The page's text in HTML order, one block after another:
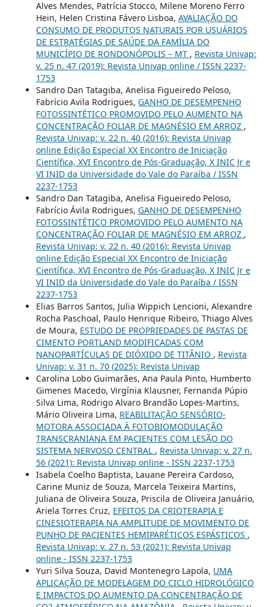
Alves Mendes, Patrícia Stocco, Milene Moreno Ferro
Hein, Helen Cristina Fávero Lisboa, AVALIAÇÃO DO
CONSUMO DE PRODUTOS NATURAIS POR USUÁRIOS
DE ESTRATÉGIAS DE SAÚDE DA FAMÍLIA DO
MUNICÍPIO DE RONDONÓPOLIS – MT , Revista Univap:
v. 25 n. 47 (2019): Revista Univap online / ISSN 2237-
1753
Sandro Dan Tatagiba, Anelisa Figueiredo Peloso,
Fabrício Avila Rodrigues, GANHO DE DESEMPENHO
FOTOSSINTÉTICO PROMOVIDO PELO AUMENTO NA
CONCENTRAÇÃO FOLIAR DE MAGNÉSIO EM ARROZ ,
Revista Univap: v. 22 n. 40 (2016): Revista Univap
online Edição Especial XX Encontro de Iniciação
Científica, XVI Encontro de Pós-Graduação, X INIC Jr e
VI INID da Universidade do Vale do Paraíba / ISSN
2237-1753
Sandro Dan Tatagiba, Anelisa Figueiredo Peloso,
Fabrício Ávila Rodrigues, GANHO DE DESEMPENHO
FOTOSSINTÉTICO PROMOVIDO PELO AUMENTO NA
CONCENTRAÇÃO FOLIAR DE MAGNÉSIO EM ARROZ ,
Revista Univap: v. 22 n. 40 (2016): Revista Univap
online Edição Especial XX Encontro de Iniciação
Científica, XVI Encontro de Pós-Graduação, X INIC Jr e
VI INID da Universidade do Vale do Paraíba / ISSN
2237-1753
Elias Barros Santos, Julia Wippich Lencioni, Alexandre
Rocha Paschoal, Paulo Henrique Ribeiro, Thiago Alves
de Moura, ESTUDO DE PROPRIEDADES DE PASTAS DE
CIMENTO PORTLAND MODIFICADAS COM
NANOPARTÍCULAS DE DIÓXIDO DE TITÂNIO , Revista
Univap: v. 31 n. 70 (2025): Revista Univap
Carolina Lobo Guimarães, Ana Paula Pinto, Humberto
Gimenes Macedo, Virgínia Klausner, Fernanda Púpio
Silva Lima, Rodrigo Alvaro Brandão Lopes-Martins,
Mário Oliveira Lima, REABILITAÇÃO SENSÓRIO-
MOTORA ASSOCIADA À FOTOBIOMODULAÇÃO
TRANSCRANIANA EM PACIENTES COM LESÃO DO
SISTEMA NERVOSO CENTRAL , Revista Univap: v. 27 n.
56 (2021): Revista Univap online - ISSN 2237-1753
Isabela Coelho Baptista, Lauane Pereira Cardoso,
Carine Muniz de Souza, Marcela Teixeira Martins,
Juliana de Oliveira Souza, Priscila de Oliveira Januário,
Ariela Torres Cruz, EFEITOS DA CRIOTERAPIA E
CINESIOTERAPIA NA AMPLITUDE DE MOVIMENTO DE
PUNHO DE PACIENTES HEMIPARÉTICOS ESPÁSTICOS ,
Revista Univap: v. 27 n. 53 (2021): Revista Univap
online - ISSN 2237-1753
Yuri Silva Souza, David Montenegro Lapola, UMA
APLICAÇÃO DE MODELAGEM DO CICLO HIDROLÓGICO
E IMPACTOS DO AUMENTO DA CONCENTRAÇÃO DE